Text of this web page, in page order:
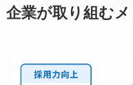
小企業が取り組む